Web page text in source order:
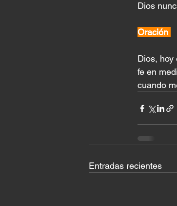
Dios
Oración
Dios, hoy
fe en
cuando
Entradas recientes